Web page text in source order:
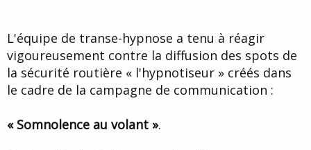
d
s
c
u
i
L'équipe de transe-hypnose a tenu à réagir
vigoureusement contre la diffusion des spots de
la sécurité routière « l'hypnotiseur » créés dans
le cadre de la campagne de communication :
« Somnolence au volant ».